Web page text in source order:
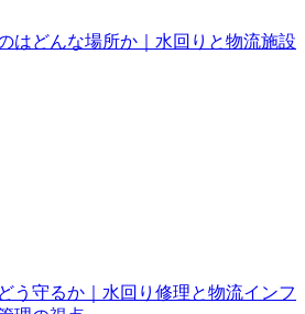
はどんな場所か｜水回りと物流施設
う守るか｜水回り修理と物流インフ